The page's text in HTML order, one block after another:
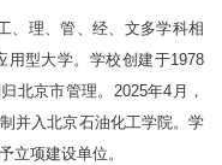
、理、管、经、文多学科相
用型大学。学校创建于1978
北京市管理。2025年4月，
并入北京石油化工学院。学
立项建设单位。